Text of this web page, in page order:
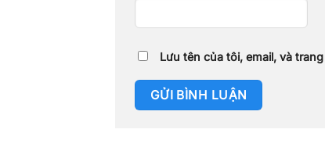
Lưu tên của tôi, email, và